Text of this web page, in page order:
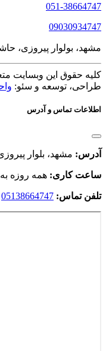
051-38664747
09030934747
مشهد، بولوار پیروزی،
کلیه حقوق این وبسایت
طراحی، توسعه و سئو:
اطلاعات تماس و آدرس
آدرس: مشهد، بلوار
ساعت کاری: همه روزه به
تلفن تماس: 05138664747